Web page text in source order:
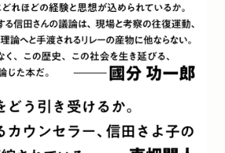
ェミニズムの合流／年代のはじめの孤立
じゃない育児／子どもという存在
加害と被害をひっくり返す／普遍的な
書速報！」で紹介されました。「悩
思考」